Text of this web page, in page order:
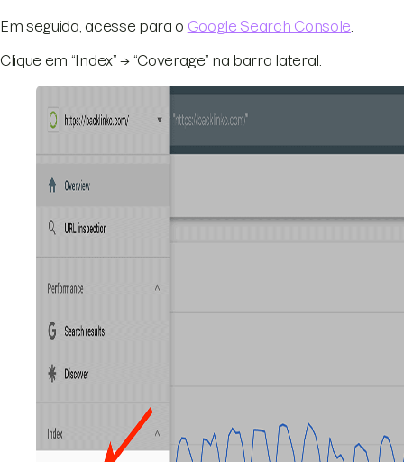
Em seguida, acesse para o Google Search Console
Clique em “Index” → “Coverage” na barra lateral.